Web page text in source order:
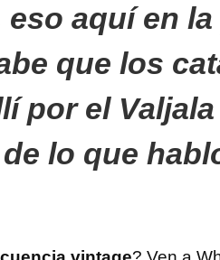
aquí en
que los
por el
lo que